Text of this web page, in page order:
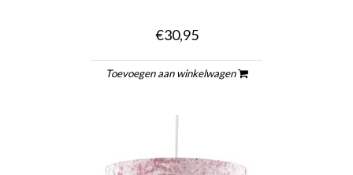
€30,95
Toevoegen aan winkelwagen